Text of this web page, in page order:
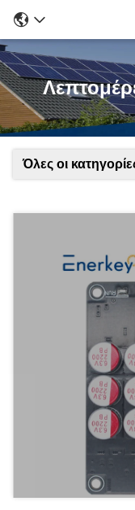
Όλες οι